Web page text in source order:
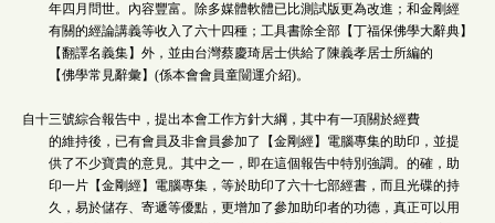
四月問世。內容豐富。除多媒體軟體已比測試版更為改進；和金剛經
關的經論講義等收入了六十四種；工具書除全部【丁福保佛學大辭典】
翻譯名義集】外，並由台灣蔡慶琦居士供給了陳義孝居士所編的
佛學常見辭彙】(係本會會員童闓運介紹)。
十三號綜合報告中，提出本會工作方針大綱，其中有一項關於經費
維持後，已有會員及非會員參加了【金剛經】電腦專集的助印，並提
了不少寶貴的意見。其中之一，即在這個報告中特別強調。的確，助
一片【金剛經】電腦專集，等於助印了六十七部經書，而且光碟的持
，易於儲存、寄遞等優點，更增加了參加助印者的功德，真正可以用